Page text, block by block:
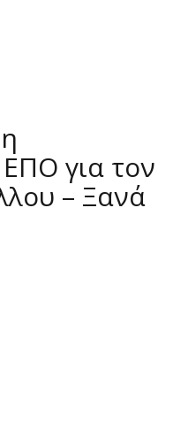
για τον
– Ξανά